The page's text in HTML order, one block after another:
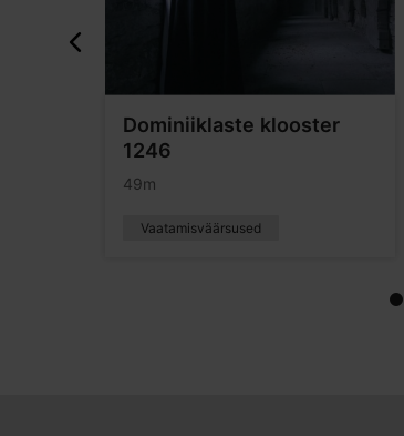
Dominiiklaste klooster
1246
49m
Vaatamisväärsused